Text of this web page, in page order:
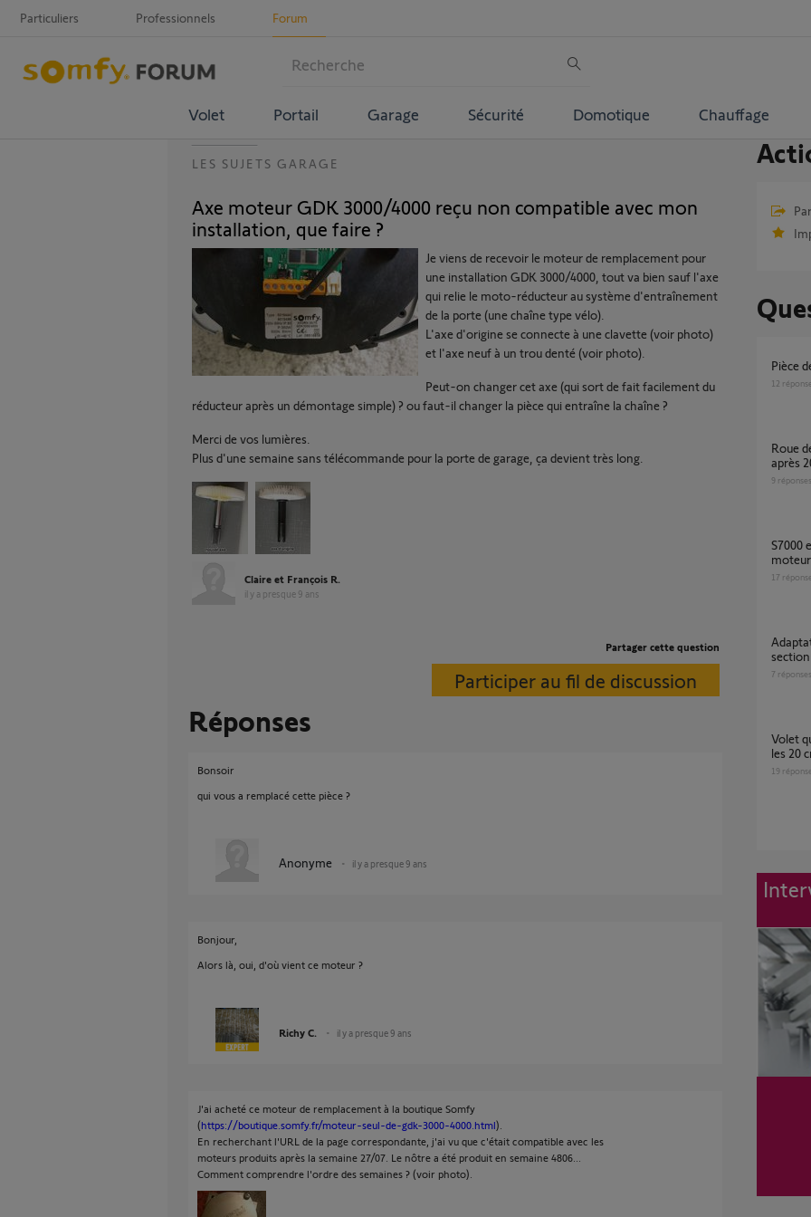
Particuliers Professionnels Forum
Volet Portail Garage Sécurité Domotique Chauffage
LES SUJETS GARAGE
Axe moteur GDK 3000/4000 reçu non compatible avec mon
installation, que faire ?
Je viens de recevoir le moteur de remplacement pour
une installation GDK 3000/4000, tout va bien sauf l'axe
qui relie le moto-réducteur au système d'entraînement
de la porte (une chaîne type vélo).
L'axe d'origine se connecte à une clavette (voir photo)
et l'axe neuf à un trou denté (voir photo).
Peut-on changer cet axe (qui sort de fait facilement du
réducteur après un démontage simple) ? ou faut-il changer la pièce qui entraîne la chaîne ?
Merci de vos lumières.
Plus d'une semaine sans télécommande pour la porte de garage, ça devient très long.
Claire et François R.
il y a presque 9 ans
Partager cette question
Participer au fil de discussion
Réponses
Bonsoir
qui vous a remplacé cette pièce ?
Anonyme il y a presque 9 ans
Bonjour,
Alors là, oui, d'où vient ce moteur ?
Richy C. il y a presque 9 ans
J'ai acheté ce moteur de remplacement à la boutique Somfy
(https://boutique.somfy.fr/moteur-seul-de-gdk-3000-4000.html).
En recherchant l'URL de la page correspondante, j'ai vu que c'était compatible avec les
moteurs produits après la semaine 27/07. Le nôtre a été produit en semaine 4806...
Comment comprendre l'ordre des semaines ? (voir photo).
Pièce
12
roue dentée adaptée au moteur GDK 3000
après
9 réponses
S7000 entrainement HS, compatibilité
17
Adaptation moteur somfy sur porte
7 réponses
Volet qui s'arrete / se stop / se coince tous
les 20
19